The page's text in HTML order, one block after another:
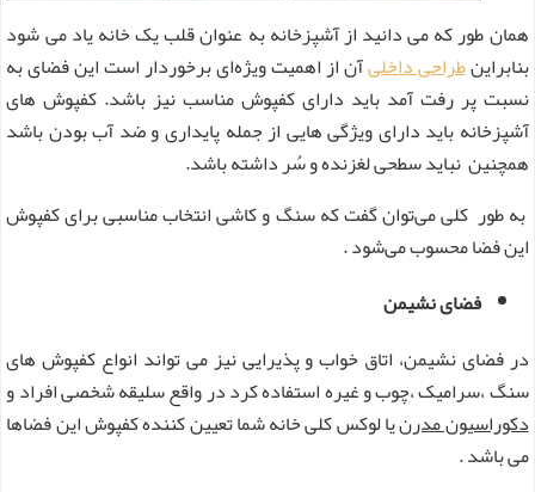
همان طور که می دانید از آشپزخانه به عنوان قلب یک خانه یاد می ‌شود
بنابراینطراحی داخلیآن از اهمیت ویژه‌ای برخوردار است این فضای به
نسبت پر رفت آمد باید دارای کفپوش مناسب نیز باشد. کفپوش های
آشپزخانه باید دارای ویژگی هایی از جمله پایداری و ضد آب بودن باشد
همچنین نباید سطحی لغزنده و سُر داشته باشد.
به طور کلی می‌توان گفت که سنگ و کاشی انتخاب مناسبی برای کفپوش
این فضا محسوب می‌شود .
فضای نشیمن
در فضای نشیمن، اتاق خواب و پذیرایی نیز می تواند انواع کفپوش های
سنگ ،سرامیک ،چوب و غیره استفاده کرد در واقع سلیقه شخصی افراد و
دکوراسیون مدرنیا لوکس کلی خانه شما تعیین کننده کفپوش این فضاها
می باشد .